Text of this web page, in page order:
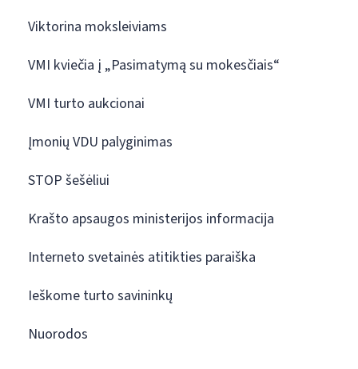
Viktorina moksleiviams
VMI kviečia į „Pasimatymą su mokesčiais“
VMI turto aukcionai
Įmonių VDU palyginimas
STOP šešėliui
Krašto apsaugos ministerijos informacija
Interneto svetainės atitikties paraiška
Ieškome turto savininkų
Nuorodos